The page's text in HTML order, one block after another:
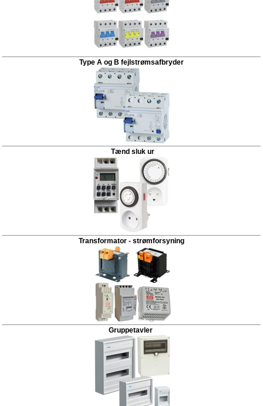
Type A og B fejlstrømsafbryder
Tænd sluk ur
Transformator - strømforsyning
Gruppetavler